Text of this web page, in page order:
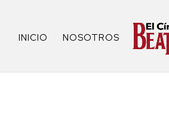
INICIO NOSOTROS